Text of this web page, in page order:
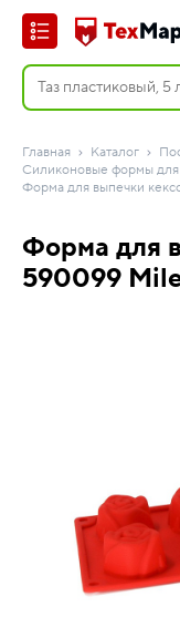
Главная Каталог
Силиконовые формы для
Форма для выпечки
Форма для
590099